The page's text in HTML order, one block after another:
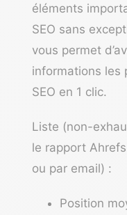
éléments
SEO sans
vous permet
informations les
SEO en 1 clic.
Liste (non-
le rapport
ou par email) :
Position